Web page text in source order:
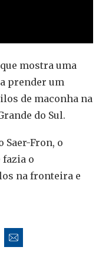
mostra uma
prender um
de maconha na
do Sul.
Saer-Fron, o
o
na fronteira e